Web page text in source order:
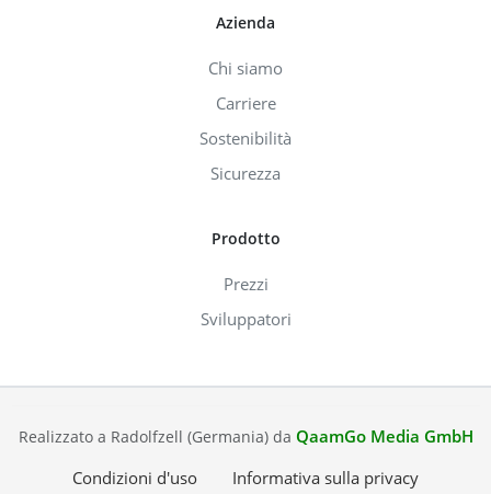
Azienda
Chi siamo
Carriere
Sostenibilità
Sicurezza
Prodotto
Prezzi
Sviluppatori
Realizzato a Radolfzell (Germania) da QaamGo Media GmbH
Condizioni d'uso
Informativa sulla privacy